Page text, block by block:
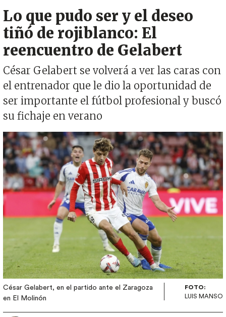
Lo que pudo ser y el deseo
tiñó de rojiblanco: El
reencuentro de Gelabert
César Gelabert se volverá a ver las caras con
el entrenador que le dio la oportunidad de
ser importante el fútbol profesional y buscó
su fichaje en verano
Imagen
César Gelabert, en el partido ante el Zaragoza
en El Molinón
FOTO:
LUIS MANSO